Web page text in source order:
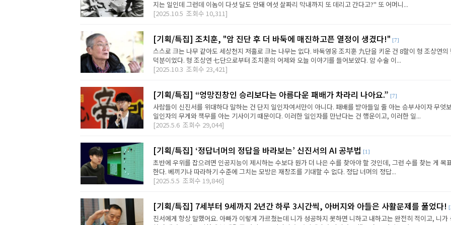
지는 일인데 그런데 이놈이 다섯 달도 안돼 여섯 살짜리 막내까지 또 데리고 간다고?" 또 어머니...
[2025.10.5 조회수 10,311]
[기획/특집] 조치훈, "암 진단 후 더 바둑에 매진하고픈 열정이 생겼다!" [7]
스스로 크는 나무 같아도 세상천지 저홀로 크는 나무는 없다. 바둑영웅 조치훈 九단을 키운 건 8할이 형 조상연의
덕분이었다. 형 조상연 七단으로부터 조치훈의 어제와 오늘 이야기를 들어보았다. 암 수술 이...
[2025.10.3 조회수 23,421]
[기획/특집] “엉망진창인 승리보다는 아름다운 패배가 차라리 나아요.” [7]
사람들이 신진서를 위대하다 말하는 건 단지 일인자여서만이 아니다. 패배를 받아들일 줄 아는 승부사이자 무엇
일인자의 무게와 책무를 아는 기사이기 때문이다. 이러한 일인자를 만난다는 건 행운이고, 이러한 일...
[2025.5.6 조회수 29,044]
[기획/특집] ‘정답너머의 정답을 바라보는’ 신진서의 AI 공부법 [1]
초반에 우위를 잡으려면 인공지능이 제시하는 수보다 뭔가 더 나은 수를 찾아야 할 것인데, 그런 수를 찾는 게 목
한다. 베끼기나 따라하기 수준에 그치는 모방은 재창조를 기대할 수 없다. 정답 너머의 정답...
[2025.5.5 조회수 19,846]
[기획/특집] 7세부터 9세까지 2년간 하루 3시간씩, 아버지와 아들은 사활문제를 풀었다!
진서에게 항상 말했어요. 아빠가 이렇게 가르쳤는데 니가 성공하지 못하면 니하고 내하고는 완전히 적이고, 니가